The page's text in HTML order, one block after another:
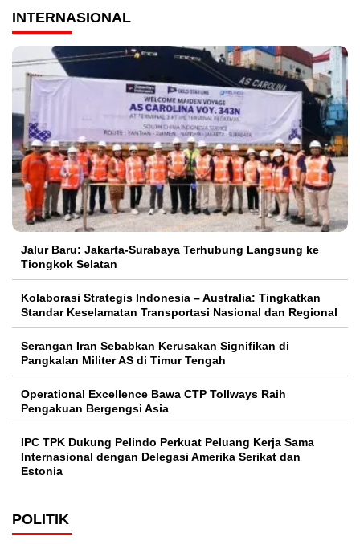
INTERNASIONAL
Jalur Baru: Jakarta-Surabaya Terhubung Langsung ke
Tiongkok Selatan
Kolaborasi Strategis Indonesia – Australia: Tingkatkan
Standar Keselamatan Transportasi Nasional dan Regional
Serangan Iran Sebabkan Kerusakan Signifikan di
Pangkalan Militer AS di Timur Tengah
Operational Excellence Bawa CTP Tollways Raih
Pengakuan Bergengsi Asia
IPC TPK Dukung Pelindo Perkuat Peluang Kerja Sama
Internasional dengan Delegasi Amerika Serikat dan
Estonia
POLITIK